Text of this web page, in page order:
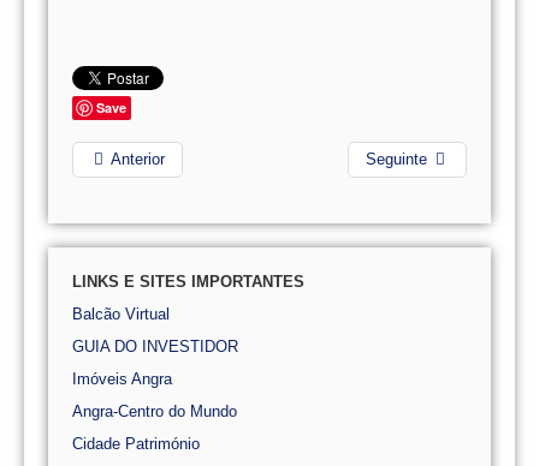
Save
Anterior Seguinte
LINKS E SITES IMPORTANTES
Balcão Virtual
GUIA DO INVESTIDOR
Imóveis Angra
Angra-Centro do Mundo
Cidade Património